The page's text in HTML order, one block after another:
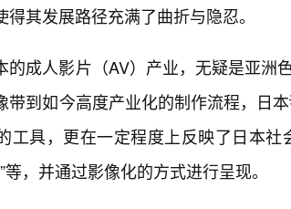
其发展路径充满了曲折与隐忍。
的成人影片（AV）产业，无疑是亚洲
带到如今高度产业化的制作流程，日
工具，更在一定程度上反映了日本社
等，并通过影像化的方式进行呈现。